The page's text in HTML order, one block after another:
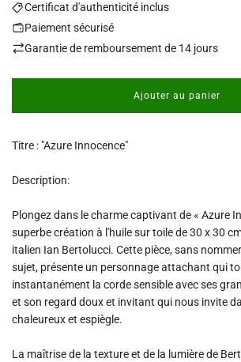
Certificat d'authenticité inclus
Paiement sécurisé
Garantie de remboursement de 14 jours
Ajouter au panier
c
h
n
t
.
.
.
Titre : "Azure Innocence"
Description:
Plongez dans le charme captivant de « Azure
superbe création à l'huile sur toile de 30 x 30
italien Ian Bertolucci. Cette pièce, sans
sujet, présente un personnage attachant qui
instantanément la corde sensible avec ses
et son regard doux et invitant qui nous invite
chaleureux et espiègle.
La maîtrise de la texture et de la lumière de